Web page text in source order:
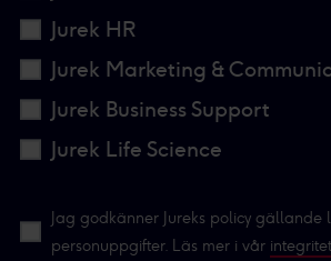
Jurek HR
Jurek Marketing &
Jurek Business Support
Jurek Life Science
Jag godkänner Jureks policy
personuppgifter. Läs mer i vår